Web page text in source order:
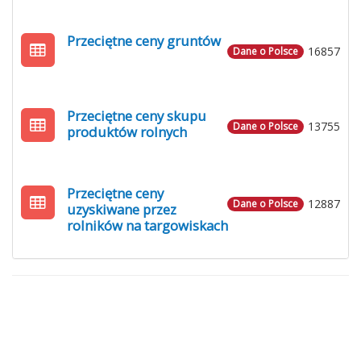
16857
Dane o Polsce
Przeciętne ceny gruntów
13755
Dane o Polsce
Przeciętne ceny skupu
produktów rolnych
12887
Dane o Polsce
Przeciętne ceny
uzyskiwane przez
rolników na targowiskach